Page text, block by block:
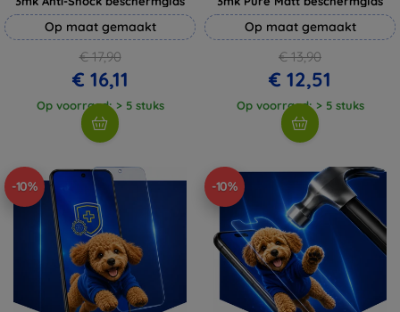
Op maat gemaakt
€ 17,90
€ 16,11
Op voorraad: > 5 stuks
Op maat gemaakt
€ 13,90
€ 12,51
Op voorraad: > 5 stuks
-10% -10%